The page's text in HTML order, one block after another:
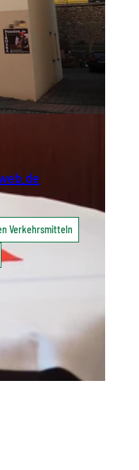
Verkehrsmitteln